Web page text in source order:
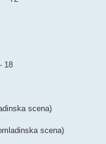
18
scena)
scena)